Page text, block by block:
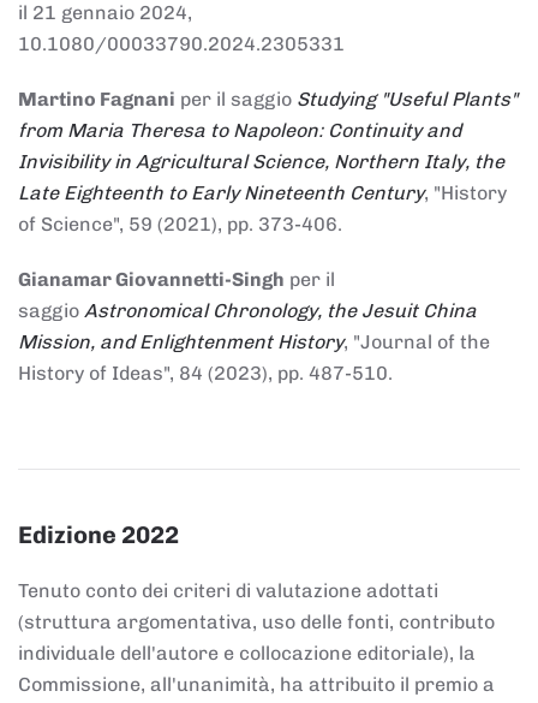
il 21 gennaio 2024,
10.1080/00033790.2024.2305331
Martino Fagnani per il saggio Studying "Useful Plants"
from Maria Theresa to Napoleon: Continuity and
Invisibility in Agricultural Science, Northern Italy, the
Late Eighteenth to Early Nineteenth Century, "History
of Science", 59 (2021), pp. 373-406.
Gianamar Giovannetti-Singh per il
saggio Astronomical Chronology, the Jesuit China
Mission, and Enlightenment History, "Journal of the
History of Ideas", 84 (2023), pp. 487-510.
Edizione 2022
Tenuto conto dei criteri di valutazione adottati
(struttura argomentativa, uso delle fonti, contributo
individuale dell'autore e collocazione editoriale), la
Commissione, all'unanimità, ha attribuito il premio a